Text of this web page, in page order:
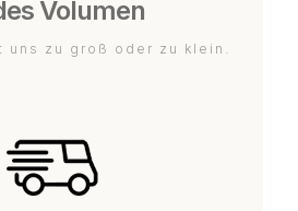
Volumen
uns zu groß oder zu klein.